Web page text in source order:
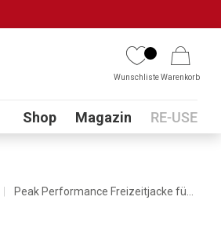
WunschlisteWarenkorb
Submenu
Shop Magazin RE-USE